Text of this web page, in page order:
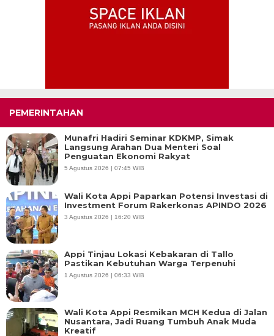
PEMERINTAHAN
Munafri Hadiri Seminar KDKMP, Simak
Langsung Arahan Dua Menteri Soal
Penguatan Ekonomi Rakyat
5 Agustus 2026 | 07:45 WIB
Wali Kota Appi Paparkan Potensi Investasi di
Investment Forum Rakerkonas APINDO 2026
3 Agustus 2026 | 16:20 WIB
Appi Tinjau Lokasi Kebakaran di Tallo
Pastikan Kebutuhan Warga Terpenuhi
1 Agustus 2026 | 06:33 WIB
Wali Kota Appi Resmikan MCH Kedua di Jalan
Nusantara, Jadi Ruang Tumbuh Anak Muda
Kreatif